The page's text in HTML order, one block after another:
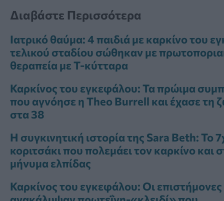
Διαβάστε Περισσότερα
Ιατρικό θαύμα: 4 παιδιά με καρκίνο του
τελικού σταδίου σώθηκαν με
θεραπεία με Τ-κύτταρα
Καρκίνος του εγκεφάλου: Τα πρώιμα
που αγνόησε η Theo Burrell και έχασε τη
στα 38
Η συγκινητική ιστορία της Sara Beth: Το
κοριτσάκι που πολεμάει τον καρκίνο και
μήνυμα ελπίδας
Καρκίνος του εγκεφάλου: Οι επιστήμονες